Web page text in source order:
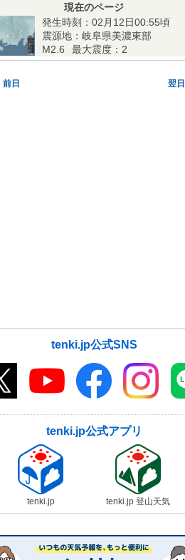
現在のページ
発生時刻：02月12日00:55頃
震源地：岐阜県美濃東部
M2.6
最大震度：2
前日 翌日
tenki.jp公式SNS
tenki.jp公式アプリ
tenki.jp tenki.jp 登山天気